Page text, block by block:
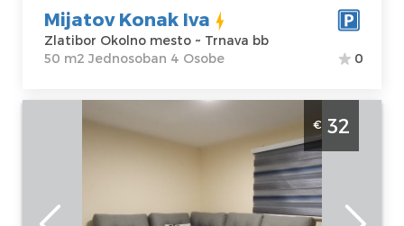
Mijatov Konak Iva
Zlatibor Okolno mesto ~ Trnava bb
50 m2 Jednosoban 4 Osobe
0
Studio Apartman Mijatov Konak Maša
Zlatibor Okolno mesto. Nalazi u selu Trnava
kod Sirogojna nedaleko od Stopića pećine i
Zlatibor
€ 32